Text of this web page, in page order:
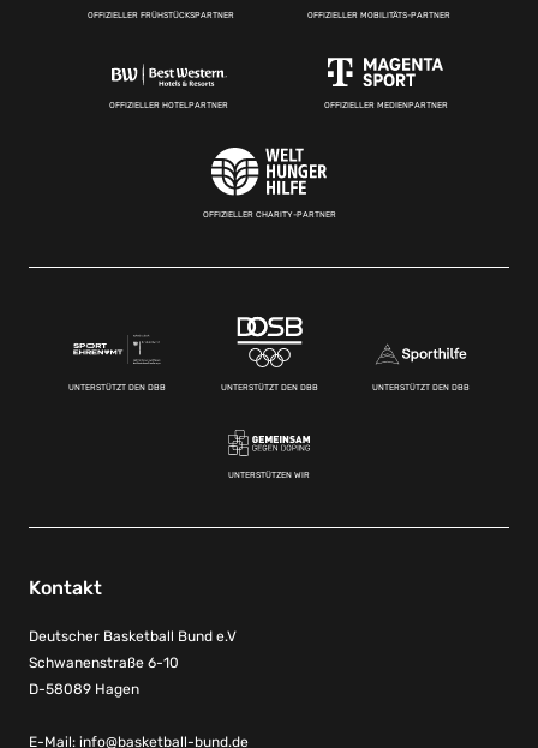
OFFIZIELLER FRÜHSTÜCKSPARTNER OFFIZIELLER MOBILITÄTS-PARTNER
OFFIZIELLER HOTELPARTNER OFFIZIELLER MEDIENPARTNER
OFFIZIELLER CHARITY-PARTNER
UNTERSTÜTZT DEN DBB UNTERSTÜTZT DEN DBB UNTERSTÜTZT DEN DBB
UNTERSTÜTZEN WIR
Kontakt
Deutscher Basketball Bund e.V
Schwanenstraße 6-10
D-58089 Hagen
E-Mail: info@basketball-bund.de